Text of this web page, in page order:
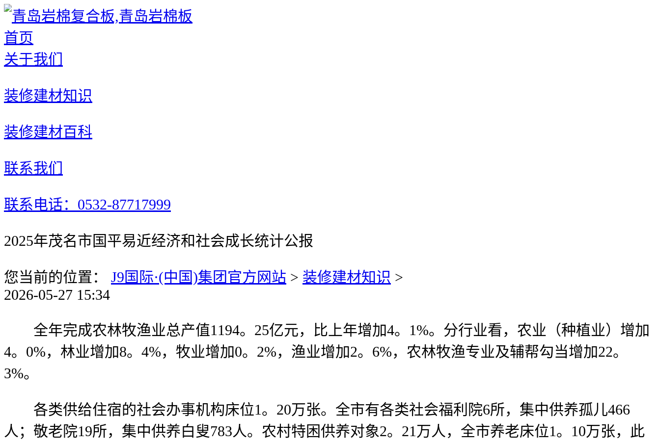
首页
关于我们
装修建材知识
装修建材百科
联系我们
联系电话：0532-87717999
2025年茂名市国平易近经济和社会成长统计公报
您当前的位置： J9国际·(中国)集团官方网站 > 装修建材知识 >
2026-05-27 15:34
全年完成农林牧渔业总产值1194。25亿元，比上年增加4。1%。分行业看，农业（种植业）增加
4。0%，林业增加8。4%，牧业增加0。2%，渔业增加2。6%，农林牧渔专业及辅帮勾当增加22。
3%。
各类供给住宿的社会办事机构床位1。20万张。全市有各类社会福利院6所，集中供养孤儿466
人；敬老院19所，集中供养白叟783人。农村特困供养对象2。21万人，全市养老床位1。10万张，此